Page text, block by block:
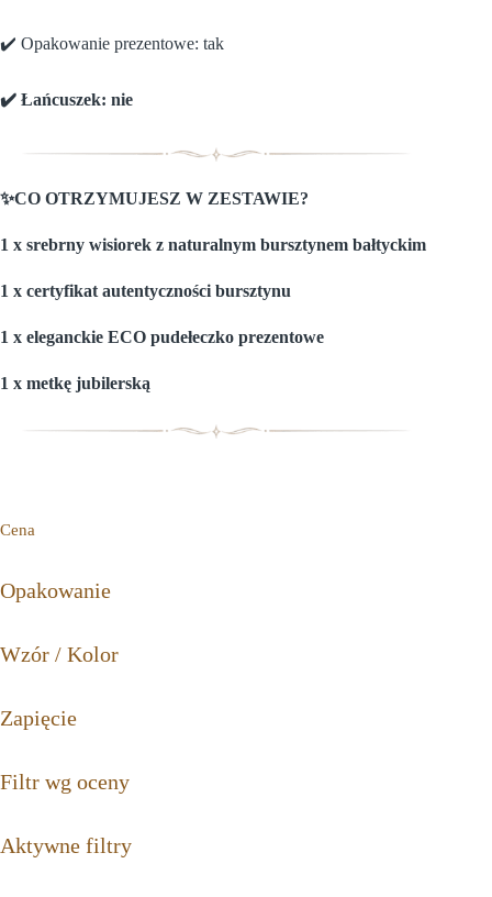
✔️ Opakowanie prezentowe: tak
✔️ Łańcuszek: nie
✨CO OTRZYMUJESZ W ZESTAWIE?
1 x srebrny wisiorek z naturalnym bursztynem bałtyckim
1 x certyfikat autentyczności bursztynu
1 x eleganckie ECO pudełeczko prezentowe
1 x metkę jubilerską
Cena
Opakowanie
Wzór / Kolor
Zapięcie
Filtr wg oceny
Aktywne filtry